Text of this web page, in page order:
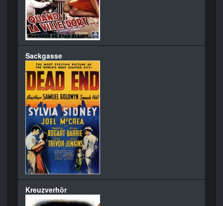
Sackgasse
Kreuzverhör